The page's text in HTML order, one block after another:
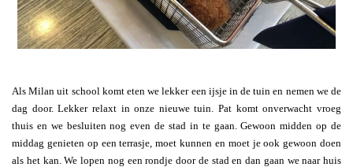
Als Milan uit school komt eten we lekker een ijsje in de tuin en nemen we de
dag door. Lekker relaxt in onze nieuwe tuin. Pat komt onverwacht vroeg
thuis en we besluiten nog even de stad in te gaan. Gewoon midden op de
middag genieten op een terrasje, moet kunnen en moet je ook gewoon doen
als het kan. We lopen nog een rondje door de stad en dan gaan we naar huis